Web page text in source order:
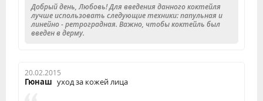
Добрый день, Любовь! Для введения данного коктейля
лучше использовать следующие техники: папульная и
линейно - ретроградная. Важно, чтобы коктейль был
введен в дерму.
20.02.2015
Гюнаш уход за кожей лица